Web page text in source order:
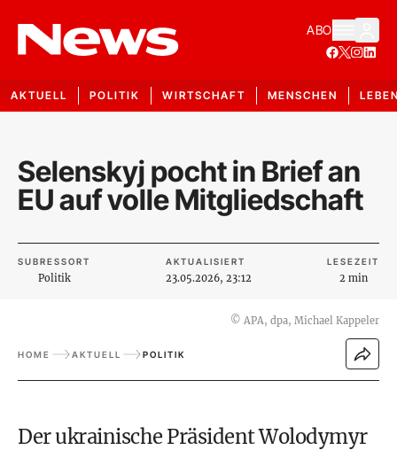
ABO
AKTUELL POLITIK WIRTSCHAFT MENSCHEN
Selenskyj pocht in Brief an
EU auf volle Mitgliedschaft
SUBRESSORT
Politik
AKTUALISIERT
23.05.2026, 23:12
LESEZEIT
2 min
© APA, dpa, Michael Kappeler
HOME AKTUELL POLITIK
Der ukrainische Präsident Wolodymyr